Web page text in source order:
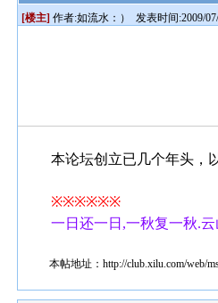
[楼主] 作者:如流水：） 发表时间:2009/
本论坛创立已几个年头，
※※※※※※
一日还一日,一秋复一秋.
本帖地址：http://club.xilu.com/web/